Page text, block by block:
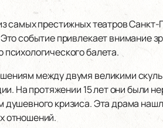
самых престижных театров
событие привлекает внимание
балета.
между двумя великими
На протяжении 15 лет они были
кризиса. Эта драма
отношений.